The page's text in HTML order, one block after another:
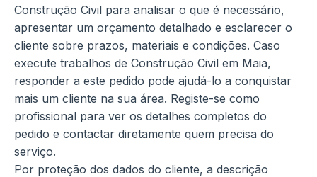
Construção Civil para analisar o que é necessário,
apresentar um orçamento detalhado e esclarecer o
cliente sobre prazos, materiais e condições. Caso
execute trabalhos de Construção Civil em Maia,
responder a este pedido pode ajudá-lo a conquistar
mais um cliente na sua área. Registe-se como
profissional para ver os detalhes completos do
pedido e contactar diretamente quem precisa do
serviço.
Por proteção dos dados do cliente, a descrição